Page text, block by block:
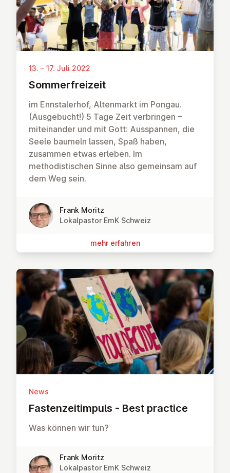
13. – 17. Juli 2022
Som­mer­frei­zeit
im Ennstalerhof, Altenmarkt im Pongau.
(Ausgebucht!) 5 Tage Zeit verbringen –
miteinander und mit Gott: Ausspannen, die
Seele baumeln lassen, Spaß haben,
zusammen etwas erleben. Im
methodistischen Sinne also gemeinsam auf
dem Weg sein.
Frank Moritz
Lokalpastor EmK Schweiz
mehr erfahren
News
Fas­ten­zeit­im­puls - Best practice
Was können wir tun?
Frank Moritz
Lokalpastor EmK Schweiz